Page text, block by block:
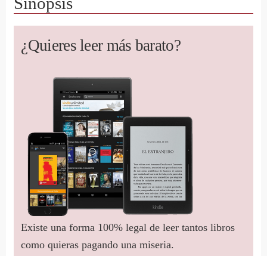
¿Quieres leer más barato?
Existe una forma 100% legal de leer tantos libros
como quieras pagando una miseria.